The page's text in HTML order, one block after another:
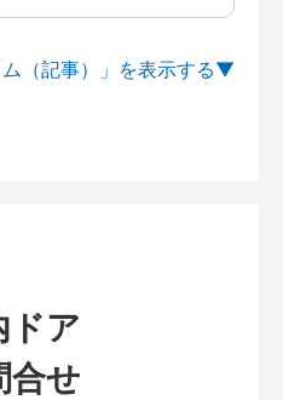
（記事）」を
ドア
合せ